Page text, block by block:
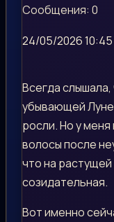
Сообщения: 0
24/05/2026 10:45
Всегда
убывающей
росли. Но у
волосы после
что на растущей
созидательная.
Вот именно